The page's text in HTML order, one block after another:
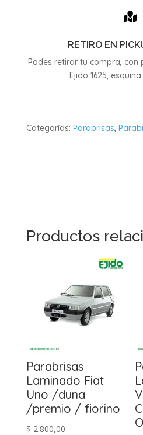

RETIRO EN
Podes retirar tu compra, con
Ejido 1625,
Categorías: Parabrisas,
Productos
Parabrisas
Laminado Fiat
Uno /duna
/premio / fiorino
$ 2.800,00